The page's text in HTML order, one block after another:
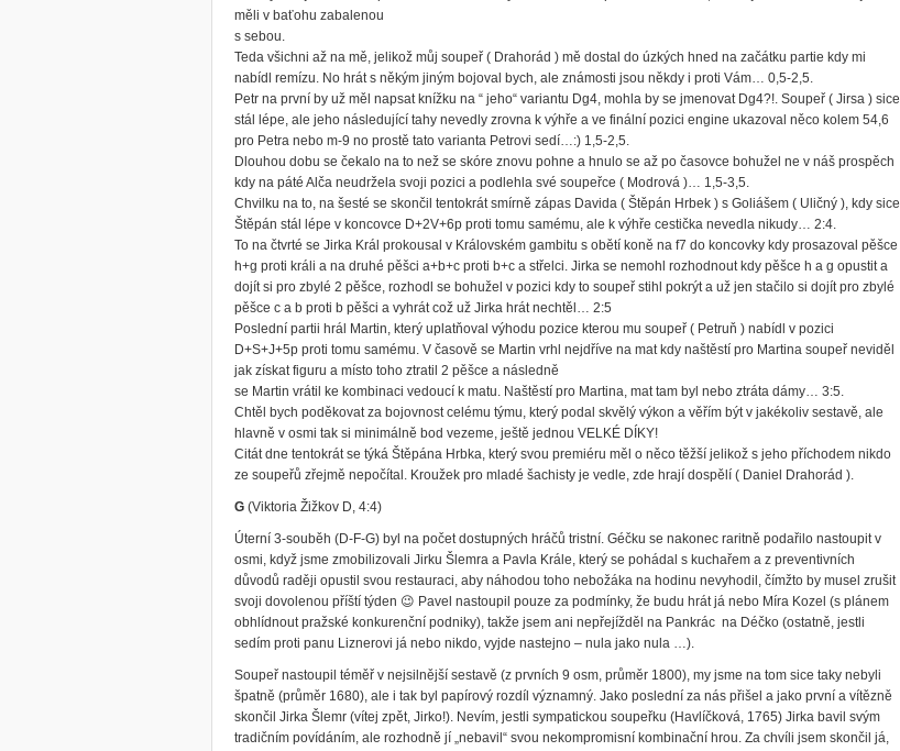
měli v baťohu zabalenou
s sebou.
Teda všichni až na mě, jelikož můj soupeř ( Drahorád ) mě dostal do úzkých hned na začátku partie kdy mi
nabídl remízu. No hrát s někým jiným bojoval bych, ale známosti jsou někdy i proti Vám… 0,5-2,5.
Petr na první by už měl napsat knížku na “ jeho“ variantu Dg4, mohla by se jmenovat Dg4?!. Soupeř ( Jirsa ) sice
stál lépe, ale jeho následující tahy nevedly zrovna k výhře a ve finální pozici engine ukazoval něco kolem 54,6
pro Petra nebo m-9 no prostě tato varianta Petrovi sedí…:) 1,5-2,5.
Dlouhou dobu se čekalo na to než se skóre znovu pohne a hnulo se až po časovce bohužel ne v náš prospěch
kdy na páté Alča neudržela svoji pozici a podlehla své soupeřce ( Modrová )… 1,5-3,5.
Chvilku na to, na šesté se skončil tentokrát smírně zápas Davida ( Štěpán Hrbek ) s Goliášem ( Uličný ), kdy sice
Štěpán stál lépe v koncovce D+2V+6p proti tomu samému, ale k výhře cestička nevedla nikudy… 2:4.
To na čtvrté se Jirka Král prokousal v Královském gambitu s obětí koně na f7 do koncovky kdy prosazoval pěšce
h+g proti králi a na druhé pěšci a+b+c proti b+c a střelci. Jirka se nemohl rozhodnout kdy pěšce h a g opustit a
dojít si pro zbylé 2 pěšce, rozhodl se bohužel v pozici kdy to soupeř stihl pokrýt a už jen stačilo si dojít pro zbylé
pěšce c a b proti b pěšci a vyhrát což už Jirka hrát nechtěl… 2:5
Poslední partii hrál Martin, který uplatňoval výhodu pozice kterou mu soupeř ( Petruň ) nabídl v pozici
D+S+J+5p proti tomu samému. V časově se Martin vrhl nejdříve na mat kdy naštěstí pro Martina soupeř neviděl
jak získat figuru a místo toho ztratil 2 pěšce a následně
se Martin vrátil ke kombinaci vedoucí k matu. Naštěstí pro Martina, mat tam byl nebo ztráta dámy… 3:5.
Chtěl bych poděkovat za bojovnost celému týmu, který podal skvělý výkon a věřím být v jakékoliv sestavě, ale
hlavně v osmi tak si minimálně bod vezeme, ještě jednou VELKÉ DÍKY!
Citát dne tentokrát se týká Štěpána Hrbka, který svou premiéru měl o něco těžší jelikož s jeho příchodem nikdo
ze soupeřů zřejmě nepočítal. Kroužek pro mladé šachisty je vedle, zde hrají dospělí ( Daniel Drahorád ).
G (Viktoria Žižkov D, 4:4)
Úterní 3-souběh (D-F-G) byl na počet dostupných hráčů tristní. Géčku se nakonec raritně podařilo nastoupit v
osmi, když jsme zmobilizovali Jirku Šlemra a Pavla Krále, který se pohádal s kuchařem a z preventivních
důvodů raději opustil svou restauraci, aby náhodou toho nebožáka na hodinu nevyhodil, čímžto by musel zrušit
svoji dovolenou příští týden 😉 Pavel nastoupil pouze za podmínky, že budu hrát já nebo Míra Kozel (s plánem
obhlídnout pražské konkurenční podniky), takže jsem ani nepřejížděl na Pankrác na Déčko (ostatně, jestli
sedím proti panu Liznerovi já nebo nikdo, vyjde nastejno – nula jako nula …).
Soupeř nastoupil téměř v nejsilnější sestavě (z prvních 9 osm, průměr 1800), my jsme na tom sice taky nebyli
špatně (průměr 1680), ale i tak byl papírový rozdíl významný. Jako poslední za nás přišel a jako první a vítězně
skončil Jirka Šlemr (vítej zpět, Jirko!). Nevím, jestli sympatickou soupeřku (Havlíčková, 1765) Jirka bavil svým
tradičním povídáním, ale rozhodně jí „nebavil“ svou nekompromisní kombinační hrou. Za chvíli jsem skončil já,